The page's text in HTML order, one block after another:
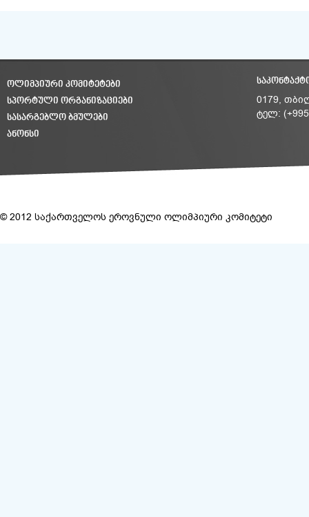
ᲝᲚᲘᲛᲞᲘᲣᲠᲘ ᲙᲝᲛᲘᲢᲔᲢᲔᲑᲘ
ᲡᲞᲝᲠᲢᲣᲚᲘ ᲝᲠᲒᲐᲜᲘᲖᲐᲪᲘᲔᲑᲘ
ᲡᲐᲡᲐᲠᲒᲔᲑᲚᲝ ᲑᲛᲣᲚᲔᲑᲘ
ᲐᲜᲝᲜᲡᲘ
0179,
ტელ: (+995
© 2012 საქართველოს ეროვნული ოლიმპიური კომიტეტი